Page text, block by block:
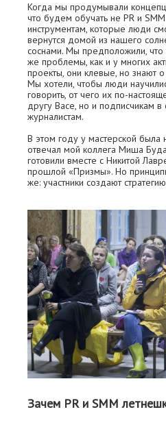
Когда мы продумывали
что будем обучать не PR и
инструментам, которые люди
вернутся домой из нашего
соснами. Мы предположили, что
же проблемы, как и у многих
проекты, они клевые, но знают
Мы хотели, чтобы люди
говорить, от чего их по-
другу Васе, но и подписчикам в
журналистам.
В этом году у мастерской была
отвечал мой коллега Миша
готовили вместе с Никитой
прошлой «Призмы». Но
же: участники создают
Зачем PR и SMM